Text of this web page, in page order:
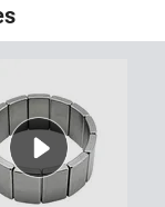
Ball, de l'Arc,
7.6 g/cm³
10 jours pour la
20-25
de masse